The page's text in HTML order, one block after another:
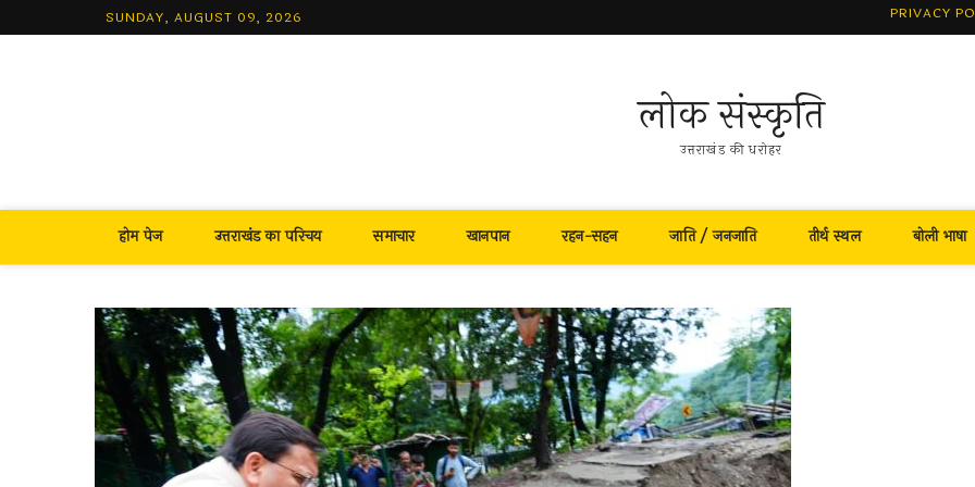
to
SUNDAY, AUGUST 09, 2026 PRIVACY
लोक संस्कृति
उत्तराखंड की धरोहर
होम पेज उत्तराखंड का परिचय समाचार खानपान रहन-सहन जाति / जनजाति तीर्थ स्थल बोली भाषा